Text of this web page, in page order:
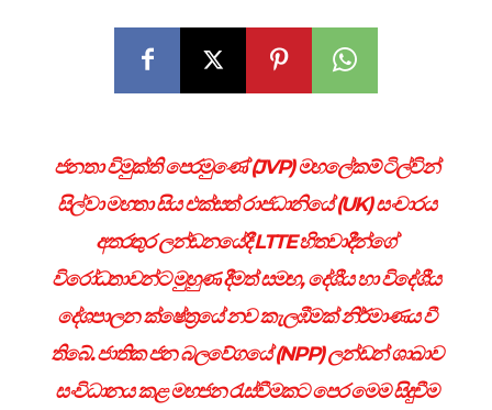
ජනතා විමුක්ති පෙරමුණේ (JVP) මහලේකම් ටිල්වින්
සිල්වා මහතා සිය එක්සත් රාජධානියේ (UK) සංචාරය
අතරතුර ලන්ඩනයේදී LTTE හිතවාදීන්ගේ
විරෝධතාවන්ට මුහුණ දීමත් සමඟ, දේශීය හා විදේශීය
දේශපාලන ක්ෂේත්‍රයේ නව කැලඹීමක් නිර්මාණය වී
තිබේ. ජාතික ජන බලවේගයේ (NPP) ලන්ඩන් ශාඛාව
සංවිධානය කළ මහජන රැස්වීමකට පෙර මෙම සිදුවීම